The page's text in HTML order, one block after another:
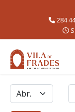
284
Filtros
Mês